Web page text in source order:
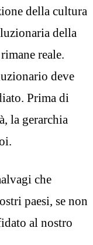
della cultura
della
reale.
deve
Prima di
la gerarchia
che
paesi, se non
al nostro